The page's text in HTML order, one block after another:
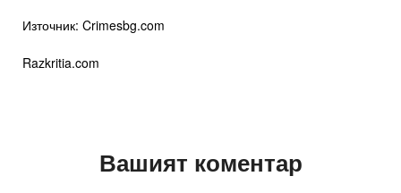
Източник: Crimesbg.com
Razkritia.com
Вашият коментар